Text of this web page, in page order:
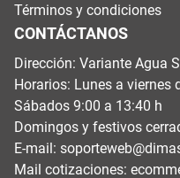
Términos y condiciones
CONTÁCTANOS
Dirección: Variante Agua
Horarios: Lunes a viernes
Sábados 9:00 a 13:40 h
Domingos y festivos
E-mail:
Mail cotizaciones: